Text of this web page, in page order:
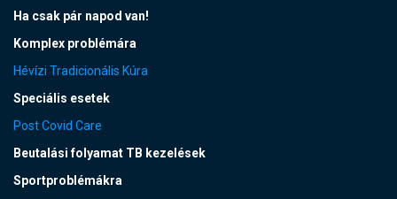
Ha csak pár napod van!
Komplex problémára
Hévízi Tradicionális Kúra
Speciális esetek
Post Covid Care
Beutalási folyamat TB kezelések
Sportproblémákra